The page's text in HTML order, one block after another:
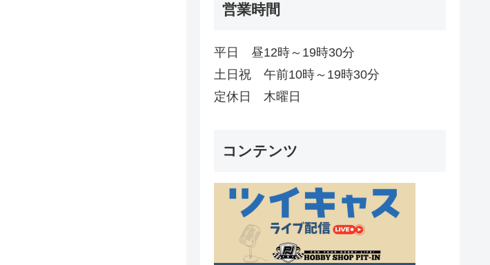
営業時間
平日 昼12時～19時30分
土日祝 午前10時～19時30分
定休日 木曜日
コンテンツ